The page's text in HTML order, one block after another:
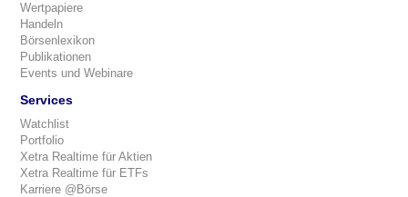
Wertpapiere
Handeln
Börsenlexikon
Publikationen
Events und Webinare
Services
Watchlist
Portfolio
Xetra Realtime für Aktien
Xetra Realtime für ETFs
Karriere @Börse